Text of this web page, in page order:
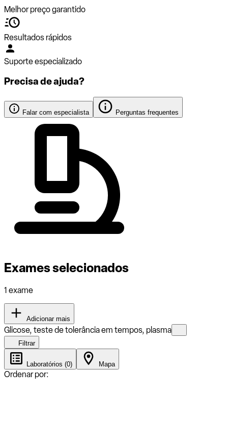
Melhor preço garantido
Resultados rápidos
Suporte especializado
Precisa de ajuda?
Falar com especialista Perguntas frequentes
Exames selecionados
1 exame
Adicionar mais
Glicose, teste de tolerância em tempos, plasma
Filtrar
Laboratórios (0) Mapa
Ordenar por: